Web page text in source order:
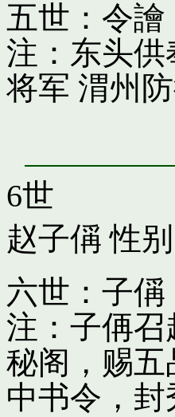
五世：令譮
注：东头
将军 渭州
6世
赵子偁 性
六世：子
注：子侢
秘阁，赐
中书令，